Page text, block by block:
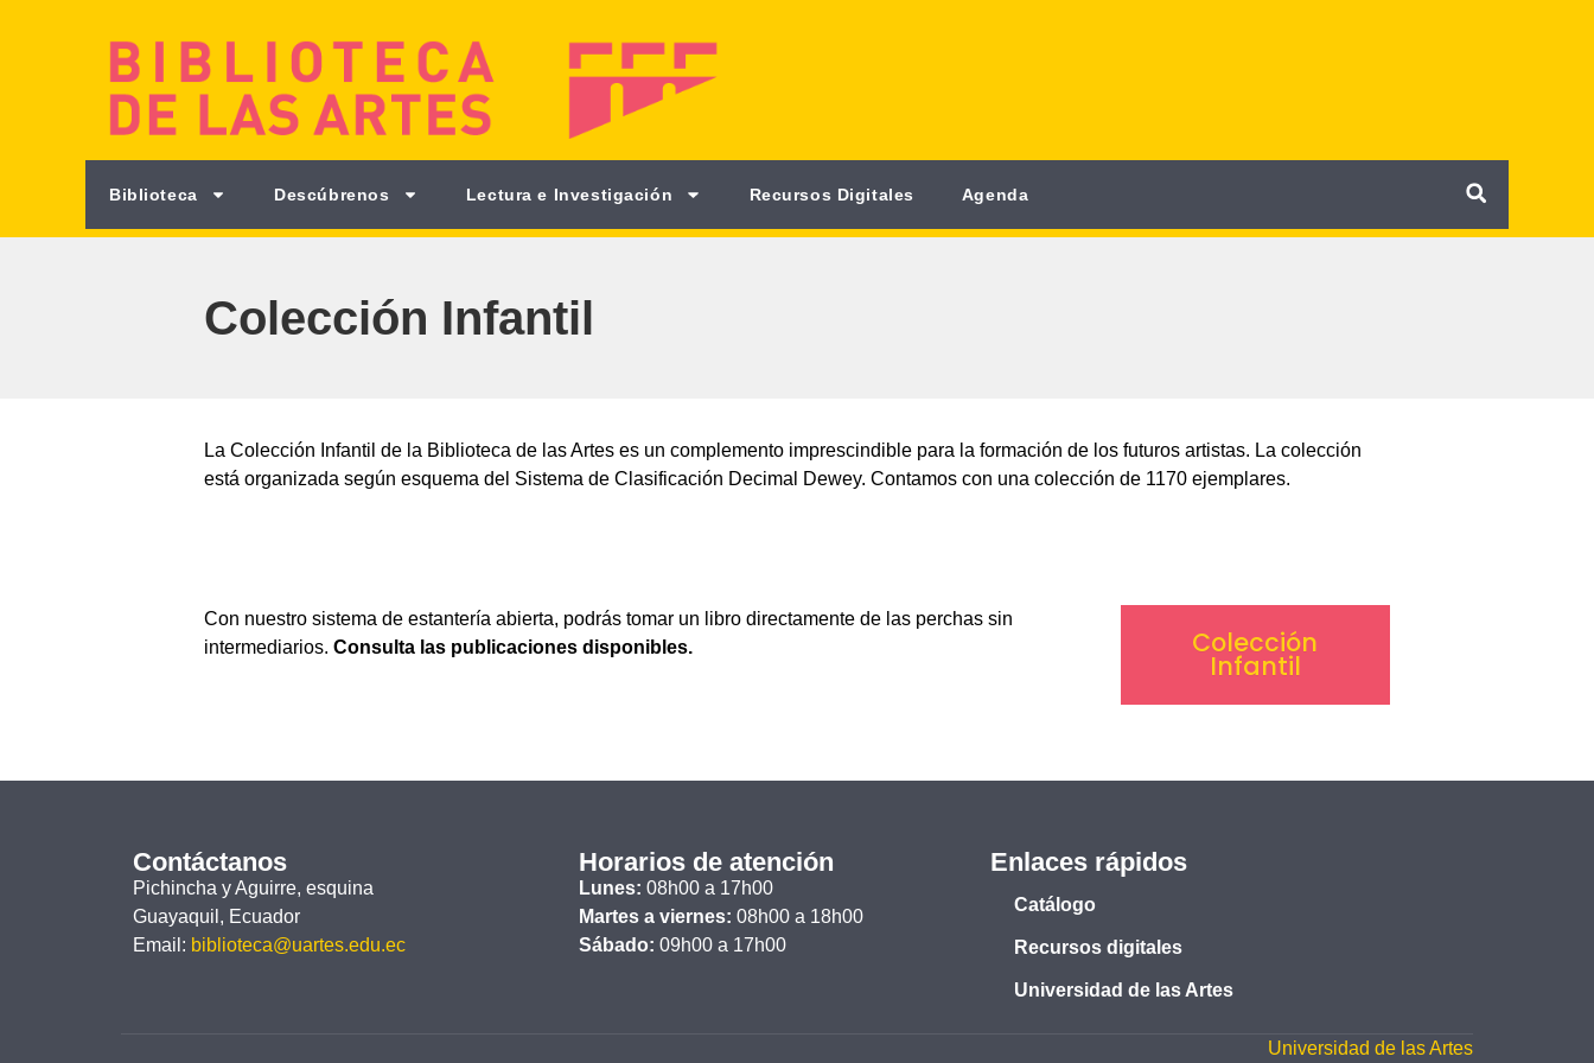
Biblioteca Descúbrenos Lectura e Investigación Recursos Digitales Agenda
Colección Infantil
La Colección Infantil de la Biblioteca de las Artes es un complemento imprescindible para la formación de los futuros artistas. La colección
está organizada según esquema del Sistema de Clasificación Decimal Dewey. Contamos con una colección de 1170 ejemplares.
Con nuestro sistema de estantería abierta, podrás tomar un libro directamente de las perchas sin
intermediarios. Consulta las publicaciones disponibles. Colección
Infantil
Contáctanos
Pichincha y Aguirre, esquina
Guayaquil, Ecuador
Email: biblioteca@uartes.edu.ec
Horarios de atención
Lunes: 08h00 a 17h00
Martes a viernes: 08h00 a 18h00
Sábado: 09h00 a 17h00
Enlaces rápidos
Catálogo
Recursos digitales
Universidad de las Artes
Universidad de las Artes